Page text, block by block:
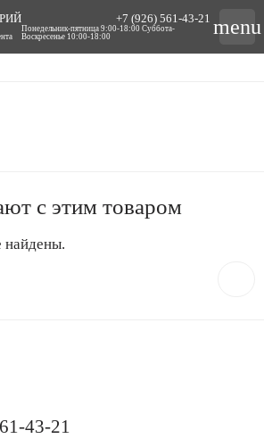
с этим товаром
найдены.
43-21
+7 (926) 561-43-21
Понедельник-пятница 9:00-18:00 Суббота-
Воскресенье 10:00-18:00
menu